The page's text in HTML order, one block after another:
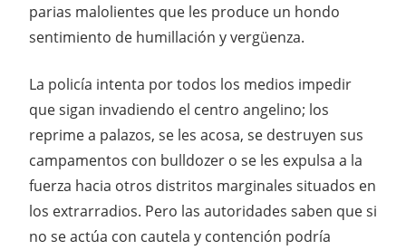
parias malolientes que les produce un hondo
sentimiento de humillación y vergüenza.
La policía intenta por todos los medios impedir
que sigan invadiendo el centro angelino; los
reprime a palazos, se les acosa, se destruyen sus
campamentos con bulldozer o se les expulsa a la
fuerza hacia otros distritos marginales situados en
los extrarradios. Pero las autoridades saben que si
no se actúa con cautela y contención podría